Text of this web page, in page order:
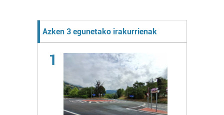
Azken 3 egunetako irakurrienak
1